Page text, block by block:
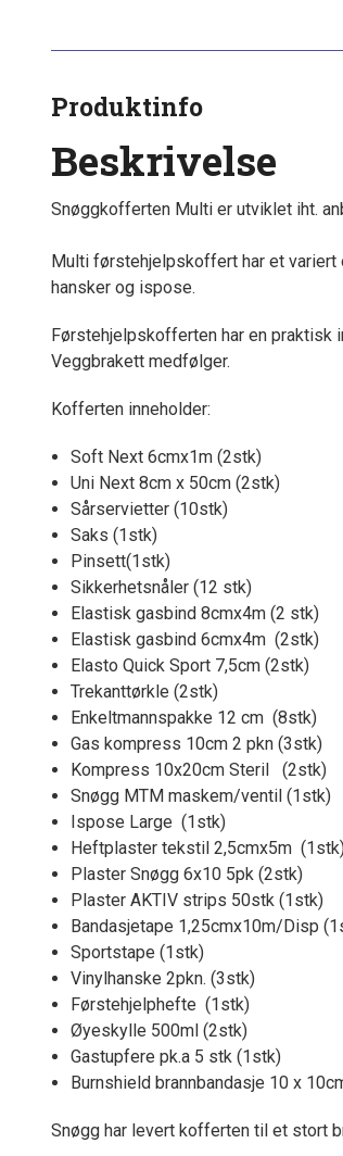
Produktinfo
Beskrivelse
Snøggkofferten Multi er utviklet iht.
Multi førstehjelpskoffert har et variert
hansker og ispose.
Førstehjelpskofferten har en praktisk
Veggbrakett medfølger.
Kofferten inneholder:
Soft Next 6cmx1m
Uni Next 8cm x 50cm (2stk)
Sårservietter (10stk)
Saks (1stk)
Pinsett(1stk)
Sikkerhetsnåler (12 stk)
Elastisk gasbind 8cmx4m (2 stk)
Elastisk gasbind 6cmx4m (2stk)
Elasto Quick Sport 7,5cm (2stk)
Trekanttørkle (2stk)
Enkeltmannspakke 12 cm (8stk)
Gas kompress 10cm 2 pkn
Kompress 10x20cm Steril (2stk)
Snøgg MTM maskem/ventil (1stk)
Ispose Large
Heftplaster tekstil 2,5cmx5m
Plaster Snøgg 6x10 5pk (2stk)
Plaster AKTIV strips 50stk (1stk)
Bandasjetape 1,25cmx10m/Disp
Sportstape (1stk)
Vinylhanske 2pkn. (3stk)
Førstehjelphefte (1stk)
Øyeskylle 500ml (2stk)
Gastupfere pk.a 5 stk (1stk)
Burnshield brannbandasje 10 x
Snøgg har levert kofferten til et stort